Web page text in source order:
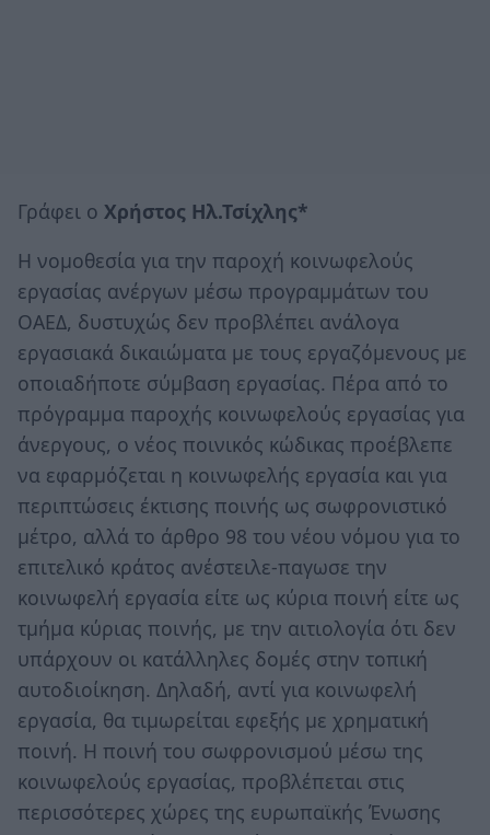
Γράφει ο Χρήστος Ηλ.Τσίχλης*
Η νομοθεσία για την παροχή κοινωφελούς
εργασίας ανέργων μέσω προγραμμάτων του
ΟΑΕΔ, δυστυχώς δεν προβλέπει ανάλογα
εργασιακά δικαιώματα με τους εργαζόμενους με
οποιαδήποτε σύμβαση εργασίας. Πέρα από το
πρόγραμμα παροχής κοινωφελούς εργασίας για
άνεργους, ο νέος ποινικός κώδικας προέβλεπε
να εφαρμόζεται η κοινωφελής εργασία και για
περιπτώσεις έκτισης ποινής ως σωφρονιστικό
μέτρο, αλλά το άρθρο 98 του νέου νόμου για το
επιτελικό κράτος ανέστειλε-παγωσε την
κοινωφελή εργασία είτε ως κύρια ποινή είτε ως
τμήμα κύριας ποινής, με την αιτιολογία ότι δεν
υπάρχουν οι κατάλληλες δομές στην τοπική
αυτοδιοίκηση. Δηλαδή, αντί για κοινωφελή
εργασία, θα τιμωρείται εφεξής με χρηματική
ποινή. Η ποινή του σωφρονισμού μέσω της
κοινωφελούς εργασίας, προβλέπεται στις
περισσότερες χώρες της ευρωπαϊκής Ένωσης